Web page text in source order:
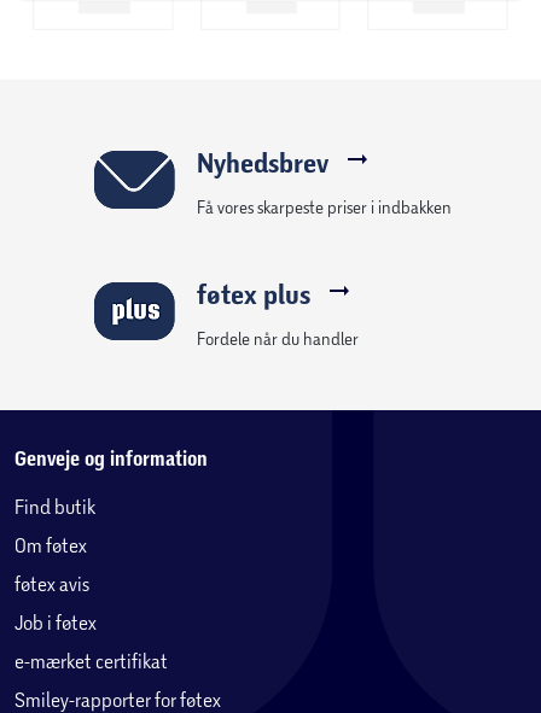
Nyhedsbrev
Få vores skarpeste priser i indbakken
føtex plus
Fordele når du handler
Genveje og information
Find butik
Om føtex
føtex avis
Job i føtex
e-mærket certifikat
Smiley-rapporter for føtex